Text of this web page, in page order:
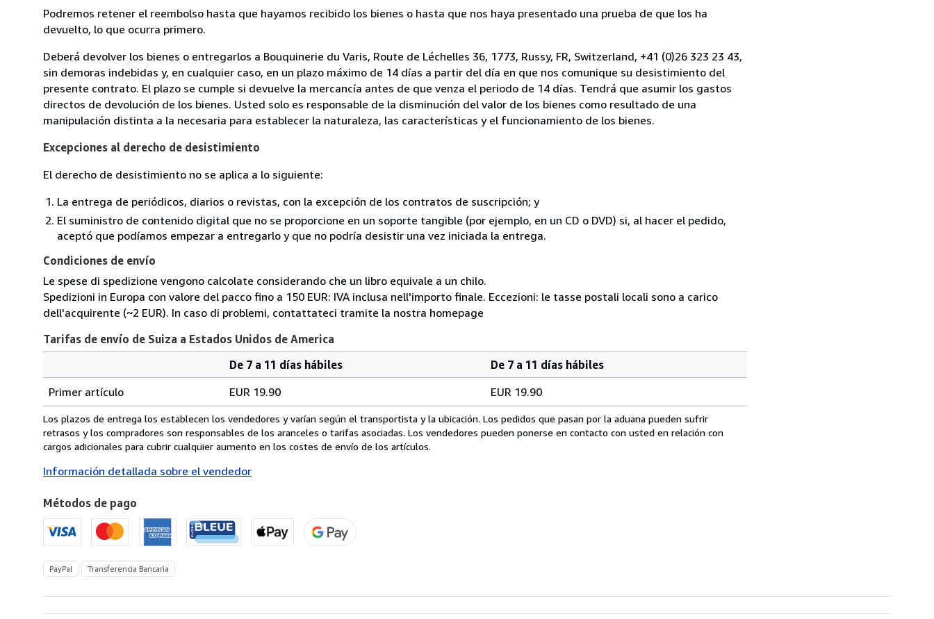
Podremos retener el reembolso hasta que hayamos recibido los bienes o hasta que nos haya presentado una prueba de que los ha
devuelto, lo que ocurra primero.
Deberá devolver los bienes o entregarlos a Bouquinerie du Varis, Route de Léchelles 36, 1773, Russy, FR, Switzerland, +41 (0)26 323 23 43,
sin demoras indebidas y, en cualquier caso, en un plazo máximo de 14 días a partir del día en que nos comunique su desistimiento del
presente contrato. El plazo se cumple si devuelve la mercancía antes de que venza el periodo de 14 días. Tendrá que asumir los gastos
directos de devolución de los bienes. Usted solo es responsable de la disminución del valor de los bienes como resultado de una
manipulación distinta a la necesaria para establecer la naturaleza, las características y el funcionamiento de los bienes.
Excepciones al derecho de desistimiento
El derecho de desistimiento no se aplica a lo siguiente:
La entrega de periódicos, diarios o revistas, con la excepción de los contratos de suscripción; y
El suministro de contenido digital que no se proporcione en un soporte tangible (por ejemplo, en un CD o DVD) si, al hacer el pedido,
aceptó que podíamos empezar a entregarlo y que no podría desistir una vez iniciada la entrega.
Condiciones de envío
Le spese di spedizione vengono calcolate considerando che un libro equivale a un chilo.
Spedizioni in Europa con valore del pacco fino a 150 EUR: IVA inclusa nell'importo finale. Eccezioni: le tasse postali locali sono a carico
dell'acquirente (~2 EUR). In caso di problemi, contattateci tramite la nostra homepage
Tarifas de envío de Suiza a Estados Unidos de America
de
envío
de
Suiza
Estados
de
America
pedido
De 7 a 11 días hábiles
De 7 a 11 días hábiles
Primer artículo
EUR 19.90 EUR 19.90
Los plazos de entrega los establecen los vendedores y varían según el transportista y la ubicación. Los pedidos que pasan por la aduana pueden sufrir
retrasos y los compradores son responsables de los aranceles o tarifas asociadas. Los vendedores pueden ponerse en contacto con usted en relación con
cargos adicionales para cubrir cualquier aumento en los costes de envío de los artículos.
Información detallada sobre el vendedor
Métodos de pago
PayPal Transferencia Bancaria